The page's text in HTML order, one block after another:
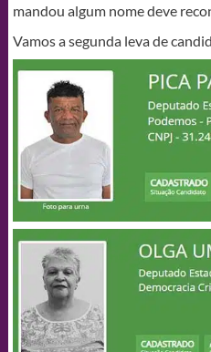
mandou algum nome deve
Vamos a segunda leva de